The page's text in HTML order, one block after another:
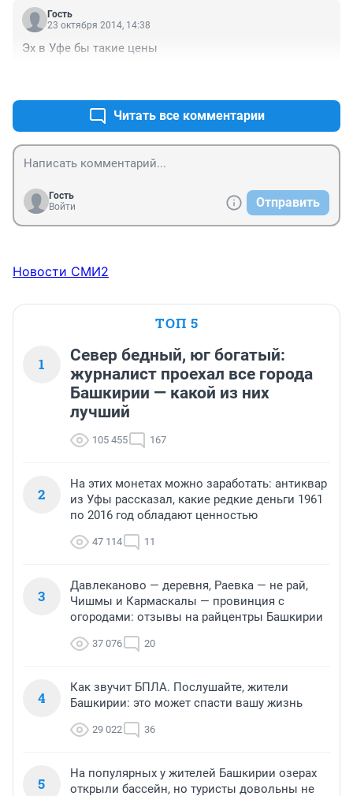
Гость
23 октября 2014, 14:38
Эх в Уфе бы такие цены
Читать все комментарии
Гость
Войти
Отправить
Новости СМИ2
ТОП 5
1
Север бедный, юг богатый:
журналист проехал все города
Башкирии — какой из них
лучший
105 455 167
2
На этих монетах можно заработать: антиквар
из Уфы рассказал, какие редкие деньги 1961
по 2016 год обладают ценностью
47 114 11
3
Давлеканово — деревня, Раевка — не рай,
Чишмы и Кармаскалы — провинция с
огородами: отзывы на райцентры Башкирии
37 076 20
4
Как звучит БПЛА. Послушайте, жители
Башкирии: это может спасти вашу жизнь
29 022 36
5
На популярных у жителей Башкирии озерах
открыли бассейн, но туристы довольны не